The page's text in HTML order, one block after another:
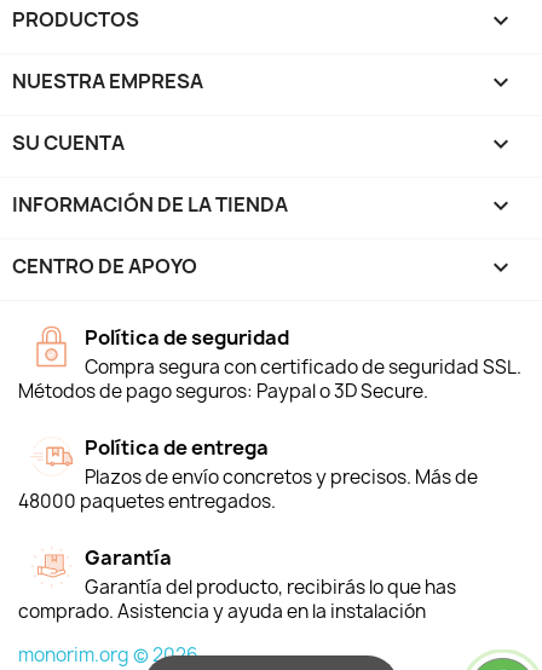
PRODUCTOS 
NUESTRA EMPRESA 
SU CUENTA 
INFORMACIÓN DE LA TIENDA keyboard_arrow_down
CENTRO DE APOYO 
Política de seguridad
Compra segura con certificado de seguridad SSL.
Métodos de pago seguros: Paypal o 3D Secure.
Política de entrega
Plazos de envío concretos y precisos. Más de
48000 paquetes entregados.
Garantía
Garantía del producto, recibirás lo que has
comprado. Asistencia y ayuda en la instalación
monorim.org © 2026